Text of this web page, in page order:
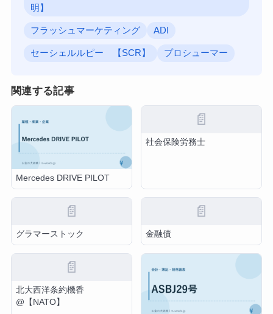
明】
フラッシュマーケティング ADI
セーシェルルピー 【SCR】 プロシューマー
関連する記事
Mercedes DRIVE PILOT
📄
社会保険労務士
📄
グラマーストック
📄
金融債
📄
北大西洋条約機香
@【NATO】